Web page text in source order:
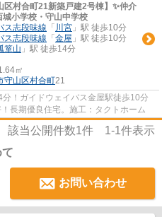
区村合町21新築戸建2号棟】✨️仲介
城小学校・守山中学校
ス志段味線 「 川宮 」駅 徒歩10分
ス志段味線 「 金屋 」駅 徒歩10分
箪山 」駅 徒歩14分
㎡
守山区村合町21
！ガイドウェイバス金屋駅徒歩10分
長期優良住宅。施工：タクトホーム
該当公開件数1件 1-1件表示
お問い合わせ